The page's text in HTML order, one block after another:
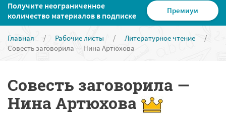
Получите неограниченное
количество материалов в подписке
Премиум
Главная / Рабочие листы / Литературное чтение
/
Совесть заговорила — Нина Артюхова
Совесть заговорила —
Нина Артюхова